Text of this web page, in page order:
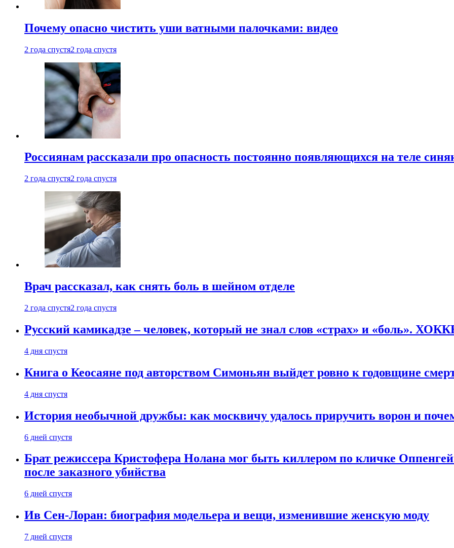
Почему опасно чистить уши ватными палочками: видео
2 года спустя2 года спустя
Россиянам рассказали про опасность постоянно появляющихся на теле
2 года спустя2 года спустя
Врач рассказал, как снять боль в шейном отделе
2 года спустя2 года спустя
Русский камикадзе – человек, который не знал слов «страх» и «боль».
4 дня спустя
Книга о Кеосаяне под авторством Симоньян выйдет ровно к годовщине
4 дня спустя
История необычной дружбы: как москвичу удалось приручить ворон и
6 дней спустя
Брат режиссера Кристофера Нолана мог быть киллером по кличке
после заказного убийства
6 дней спустя
Ив Сен-Лоран: биография модельера и вещи, изменившие женскую моду
7 дней спустя